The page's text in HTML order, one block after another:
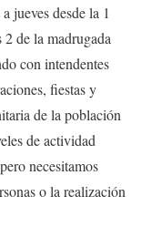
jueves desde la 1
2 de la madrugada
con intendentes
fiestas y
de la población
de actividad
necesitamos
o la realización